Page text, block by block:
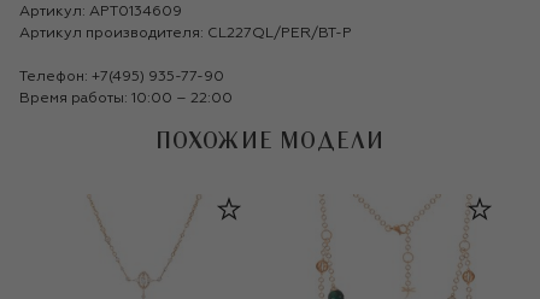
Артикул: APT0134609
Артикул производителя: CL227QL/PER/BT-P
Телефон: +7(495) 935-77-90
Время работы: 10:00 – 22:00
ПОХОЖИЕ МОДЕЛИ